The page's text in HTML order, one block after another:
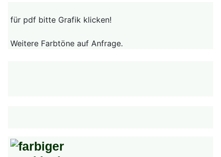
für pdf bitte Grafik klicken!
Weitere Farbtöne auf Anfrage.